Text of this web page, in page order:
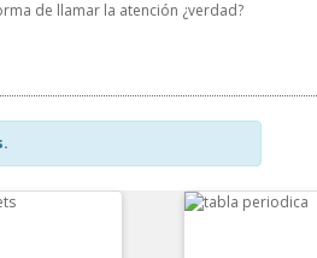
de llamar la atención ¿verdad?